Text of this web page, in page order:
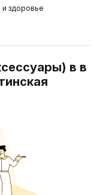
и здоровье
в в